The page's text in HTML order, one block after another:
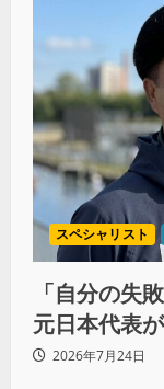
スペシャリスト
「自分の失
元日本代表
去をすべて
2026年7月24日